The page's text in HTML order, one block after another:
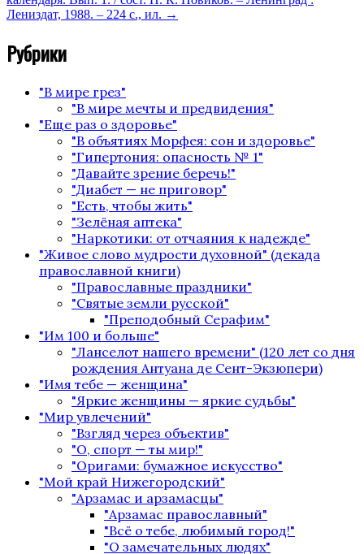
Лениздат, 1988. – 224 с., ил. →
Рубрики
"В мире грез"
"В мире мечты и предвидения"
"Еще раз о здоровье"
"В объятиях Морфея: сон и здоровье"
"Гипертония: опасность № 1"
"Давайте зрение беречь!"
"Диабет — не приговор"
"Есть, чтобы жить"
"Зелёная аптека"
"Наркотики: от отчаяния к надежде"
"Живое слово мудрости духовной" (декада
православной книги)
"Православные праздники"
"Святые земли русской"
"Преподобный Серафим"
"Им 100 и больше"
"Ланселот нашего времени" (120 лет со дня
рождения Антуана де Сент-Экзюпери)
"Имя тебе — женщина"
"Яркие женщины — яркие судьбы"
"Мир увлечений"
"Взгляд через объектив"
"О, спорт — ты мир!"
"Оригами: бумажное искусство"
"Мой край Нижегородский"
"Арзамас и арзамасцы"
"Арзамас православный"
"Всё о тебе, любимый город!"
"О замечательных людях"